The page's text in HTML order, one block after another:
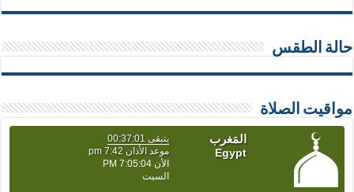
حالة الطقس
مواقيت الصلاة